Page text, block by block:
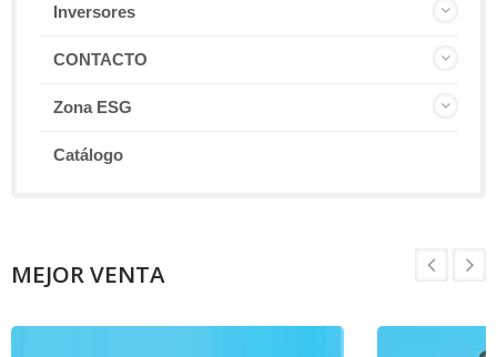
Inversores
CONTACTO
Zona ESG
Catálogo
MEJOR VENTA